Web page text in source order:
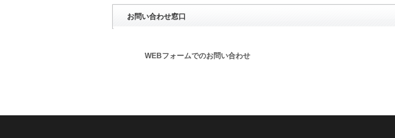
お問い合わせ窓口
WEBフォームでのお問い合わせ